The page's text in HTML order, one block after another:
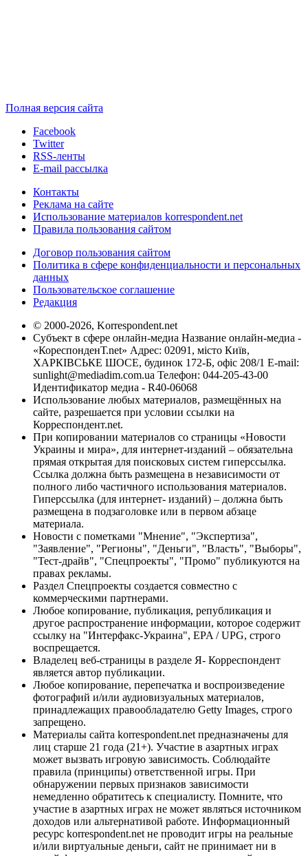
Полная версия сайта
Facebook
Twitter
RSS-ленты
E-mail рассылка
Контакты
Реклама на сайте
Использование материалов korrespondent.net
Правила пользования сайтом
Договор пользования сайтом
Политика в сфере конфиденциальности и персональных
данных
Пользовательское соглашение
Редакция
© 2000-2026, Korrespondent.net
Субъект в сфере онлайн-медиа Название онлайн-медиа -
«КореспонденТ.net» Адрес: 02091, місто Київ,
ХАРКІВСЬКЕ ШОСЕ, будинок 172-Б, офіс 208/1 E-mail:
sunlight@mediadim.com.ua Телефон: 044-205-43-00
Идентификатор медиа - R40-06068
Использование любых материалов, размещённых на
сайте, разрешается при условии ссылки на
Корреспондент.net.
При копировании материалов со страницы «Новости
Украины и мира», для интернет-изданий – обязательна
прямая открытая для поисковых систем гиперссылка.
Ссылка должна быть размещена в независимости от
полного либо частичного использования материалов.
Гиперссылка (для интернет- изданий) – должна быть
размещена в подзаголовке или в первом абзаце
материала.
Новости с пометками "Мнение", "Экспертиза",
"Заявление", "Регионы", "Деньги", "Власть", "Выборы",
"Тест-драйв", "Спецпроекты", "Промо" публикуются на
правах рекламы.
Раздел Спецпроекты создается совместно с
коммерческими партнерами.
Любое копирование, публикация, републикация и
другое распространение информации, которое содержит
ссылку на "Интерфакс-Украина", EPA / UPG, строго
воспрещается.
Владелец веб-страницы в разделе Я- Корреспондент
является автор публикации.
Любое копирование, перепечатка и воспроизведение
фотографий и/или аудиовизуальных материалов,
принадлежащих правообладателю Getty Images, строго
запрещено.
Материалы сайта korrespondent.net предназначены для
лиц старше 21 года (21+). Участие в азартных играх
может вызвать игровую зависимость. Соблюдайте
правила (принципы) ответственной игры. При
обнаружении первых признаков зависимости
немедленно обратитесь к специалисту. Помните, что
участие в азартных играх не может являться источником
доходов или альтернативой работе. Информационный
ресурс korrespondent.net не проводит игры на реальные
и/или виртуальные деньги, сайт не принимает ни в